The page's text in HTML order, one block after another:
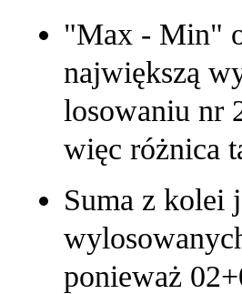
"Max - Min"
największą
losowaniu nr
więc różnica
Suma z kolei
ponieważ